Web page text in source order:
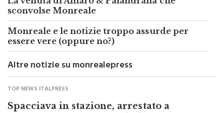
essere vere (oppure no?)
Altre notizie su monrealepress
TOP NEWS ITALPRESS
Spacciava in stazione, arrestato a
Roma 22enne con 7 Kg di droga